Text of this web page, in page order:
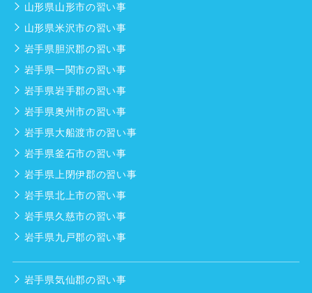
山形県山形市の習い事
山形県米沢市の習い事
岩手県胆沢郡の習い事
岩手県一関市の習い事
岩手県岩手郡の習い事
岩手県奥州市の習い事
岩手県大船渡市の習い事
岩手県釜石市の習い事
岩手県上閉伊郡の習い事
岩手県北上市の習い事
岩手県久慈市の習い事
岩手県九戸郡の習い事
岩手県気仙郡の習い事